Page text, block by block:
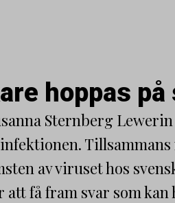
hoppas på
Sternberg
Tillsammans
av viruset hos
att få fram svar som